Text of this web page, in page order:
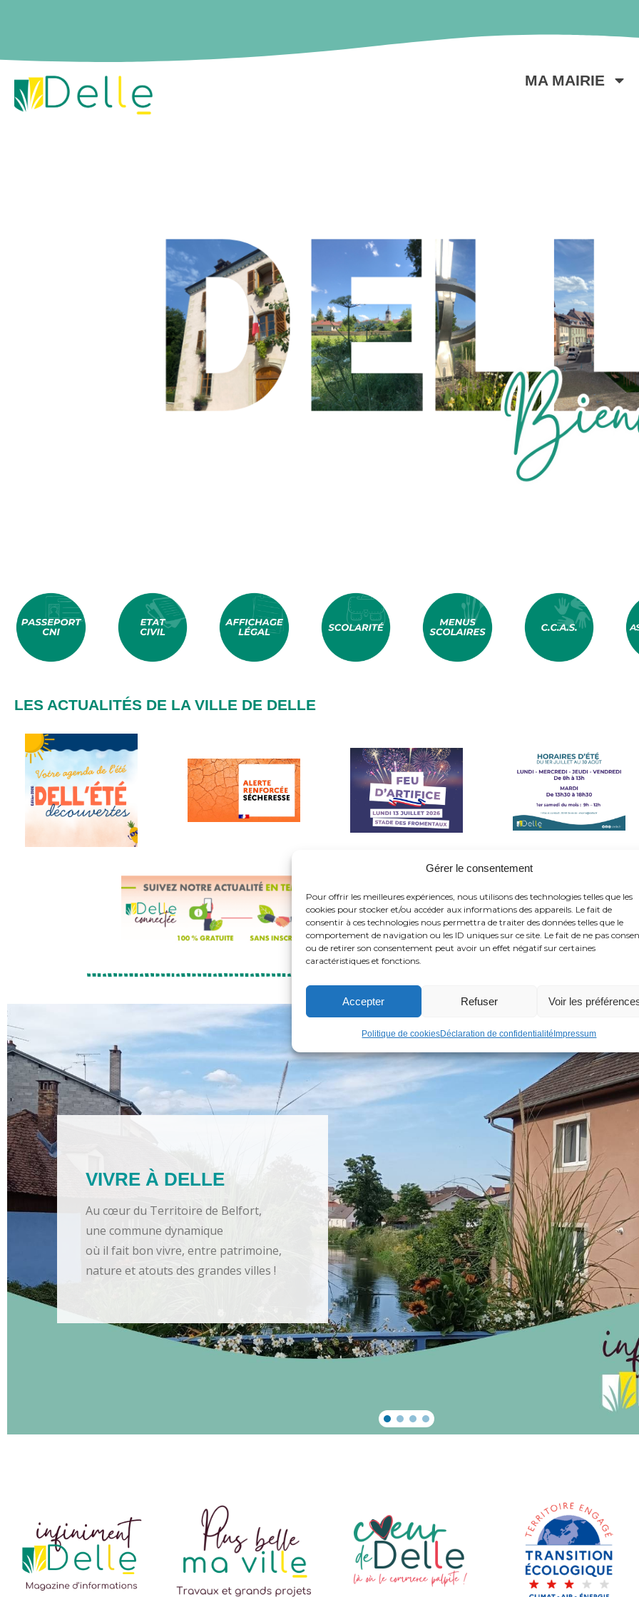
Gérer le consentement
Pour offrir les meilleures expériences, nous utilisons des technologies telles que les
cookies pour stocker et/ou accéder aux informations des appareils. Le fait de
consentir à ces technologies nous permettra de traiter des données telles que le
comportement de navigation ou les ID uniques sur ce site. Le fait de ne pas
ou de retirer son consentement peut avoir un effet négatif sur certaines
caractéristiques et fonctions.
Accepter Refuser Voir les
Politique de cookiesDéclaration de confidentialité Impressum
MA MAIRIE
LES ACTUALITÉS DE LA VILLE DE DELLE
VIVRE À DELLE
Au cœur du Territoire de Belfort,
une commune dynamique
où il fait bon vivre, entre patrimoine,
nature et atouts des grandes villes !